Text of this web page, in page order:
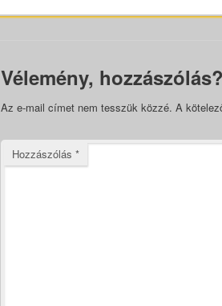
Vélemény, hozzászólás?
Az e-mail címet nem tesszük közzé. A
Hozzászólás *